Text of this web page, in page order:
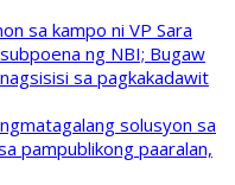
sa kampo ni VP Sara
ng NBI; Bugaw
sa pagkakadawit
solusyon sa
pampublikong paaralan,